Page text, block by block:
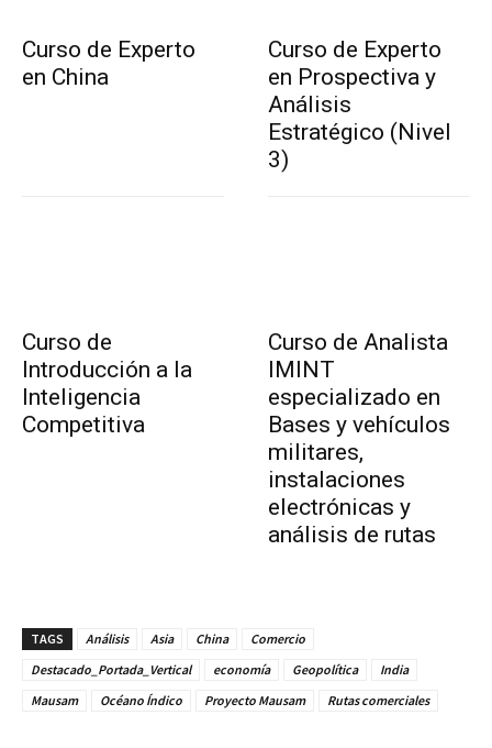
Curso de Experto
en China
Curso de Experto
en Prospectiva y
Análisis
Estratégico (Nivel
3)
Curso de
Introducción a la
Inteligencia
Competitiva
Curso de Analista
IMINT
especializado en
Bases y vehículos
militares,
instalaciones
electrónicas y
análisis de rutas
TAGS Análisis Asia China
Comercio
Destacado_Portada_Vertical
economía Geopolítica
India
Mausam
Océano Índico Proyecto Mausam Rutas comerciales